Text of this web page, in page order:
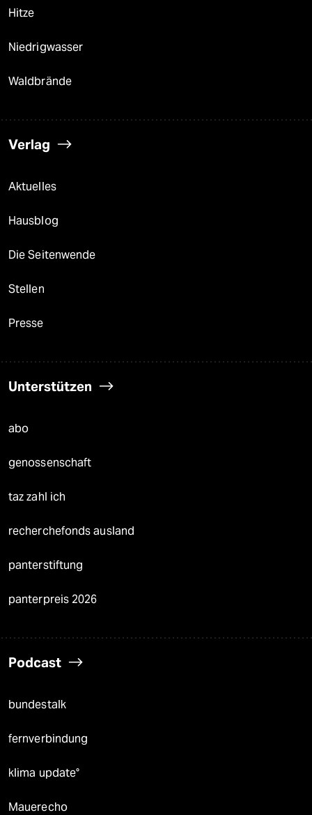
Hitze
Niedrigwasser
Waldbrände
Verlag
Aktuelles
Hausblog
Die Seitenwende
Stellen
Presse
Unterstützen
abo
genossenschaft
taz zahl ich
recherchefonds ausland
panterstiftung
panterpreis 2026
Podcast
bundestalk
fernverbindung
klima update°
Mauerecho